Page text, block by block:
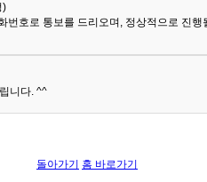
)
호로 통보를 드리오며, 정상적으로 진
니다. ^^
돌아가기 홈 바로가기